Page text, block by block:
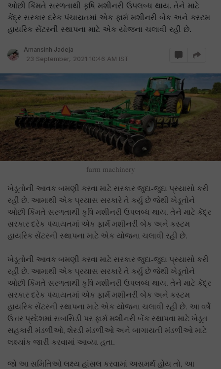
ઓછી કિંમતે સરળતાથી કૃષિ મશીનરી ઉપલબ્ધ થાય. તેને માટે
કેંદ્ર સરકાર દરેક પંચાયતમાં એક ફાર્મ મશીનરી બેંક અને કસ્ટમ
હાયરિંક સેંટરની સ્થાપના માટે એક યોજના ચલાવી રહી છે.
Amansinh Jadeja
23 September, 2021 10:46 AM IST
farm machinery
ખેડૂતોની આવક બમણી કરવા માટે સરકાર જુદા-જુદા પ્રયાસો કરી
રહી છે. આમાથી એક પ્રયાસ સરકારે તે કર્યુ છે જેથી ખેડૂતોને
ઓછી કિંમતે સરળતાથી કૃષિ મશીનરી ઉપલબ્ધ થાય. તેને માટે કેંદ્ર
સરકાર દરેક પંચાયતમાં એક ફાર્મ મશીનરી બેંક અને કસ્ટમ
હાયરિંક સેંટરની સ્થાપના માટે એક યોજના ચલાવી રહી છે.
ખેડૂતોની આવક બમણી કરવા માટે સરકાર જુદા-જુદા પ્રયાસો કરી
રહી છે. આમાથી એક પ્રયાસ સરકારે તે કર્યુ છે જેથી ખેડૂતોને
ઓછી કિંમતે સરળતાથી કૃષિ મશીનરી ઉપલબ્ધ થાય. તેને માટે કેંદ્ર
સરકાર દરેક પંચાયતમાં એક ફાર્મ મશીનરી બેંક અને કસ્ટમ
હાયરિંક સેંટરની સ્થાપના માટે એક યોજના ચલાવી રહી છે. આ વર્ષે
ઉત્તર પ્રદેશમાં સબસિડી પર ફાર્મ મશીનરી બેંક સ્થાપવા માટે ખેડૂત
સહકારી મંડળીઓ, શેરડી મંડળીઓ અને બાગાયતી મંડળીઓ માટે
લક્ષ્યાંક જારી કરવામાં આવ્યા હતા.
જો આ સમિતિઓ લક્ષ્ય હાંસલ કરવામાં અસમર્થ હોય તો, આ